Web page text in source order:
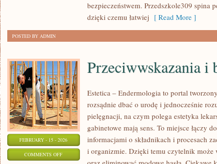
bezpieczeństwem. Przedszkole309 spina
dzięki czemu łatwiej [ Read More ]
POSTED BY ADMIN
FEBRUARY - 15 - 2026
COMMENTS OFFON
Przeciwwskazania i
Estetica – Endermologia to portal
rozsądnie dbać o urodę i jednocześnie
pielęgnacji, na czym polega estetyka
gabinetowe mają sens. To miejsce łączy
informacjami o składnikach i procesach
i organizmie. Dzięki temu czytelnik może